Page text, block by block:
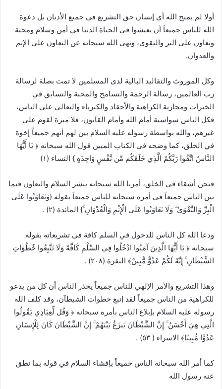
أولا لم يمنح الله أي إنسان حق التشريع في جميع الأديان بل دعوة
الله للناس جميعاً أن يعيشوا في الحياة الدنيا في أمن وسلام ومحبة
وتعاون على البر والتقوى، ونهى الله سبحانه عن التعاون على الإثم
والعدوان.
وكل الموروث والتقاليد البالية لدى المسلمين لا تمت بصلة لرسالة
رب العالمين، رسالة الرحمة والتسامح والمحبة والتسابق في
الخيرات ومحاربة الكراهية والأحقاد والكبرياء والتعالي على الناس،
فكل الناس سواسية أمام الله وأمام القانون، فلا ميزة لقوم على
غيرهم، والله بواسطة رسوله عليه السلام بين لهم أنهم جميعاً إخوة
في الخلق، كما وضحه فى الكتاب المبين قول الله سبحانه ﴿ يَا أَيُّهَا
النَّاسُ اتَّقُوا رَبَّكُمُ الَّذِي خَلَقَكُم مِّن نَّفْسٍ وَاحِدَةٍ } النساء (١)
فنحن أشقاء فى الخلق، أمرنا الله سبحانه بنشر السلام والتعاون فيما
بين الناس جميعاً في أمره سبحانه للناس جميعاً بقوله {وَتَعَاوَنُوا عَلَى
الْبِرِّ وَالتَّقْوَىٰ ۖ وَلَا تَعَاوَنُوا عَلَى الْإِثْمِ وَالْعُدْوَانِ ۚ} المائدة (٢) .
ودعا الله كل الناس للدخول في السلم كافة فى تشريعاته بقوله
سبحانه ﴿ يَا أَيُّهَا الَّذِينَ آمَنُوا ادْخُلُوا فِي السِّلْمِ كَافَّةً وَلَا تَتَّبِعُوا خُطُوَاتِ
الشَّيْطَانِ ۚ إِنَّهُ لَكُمْ عَدُوٌّ مُّبِينٌ﴾ البقرة (٢٠٨) .
وهذا التشريع والأمر الإلهي للناس جميعاً يحذر الناس أن كل من يدعو
للكراهية من الناس جميعاً لقد إتبع خطوات الشيطآن، وقد كلف الله
رسوله عليه السلام بإبلاغ الناس بأمره سبحانه ﴿ وَقُل لِّعِبَادِي يَقُولُوا
الَّتِي هِيَ أَحْسَنُ ۚ إِنَّ الشَّيْطَانَ يَنزَغُ بَيْنَهُمْ ۚ إِنَّ الشَّيْطَانَ كَانَ لِلْإِنسَانِ
عَدُوًّا مُّبِينًا﴾ الاسراء ( ٥٣) .
كما أمر الله سبحانه الناس جميعاً بإفشاء السلام في قوله بما نطق
عنه رسول الله